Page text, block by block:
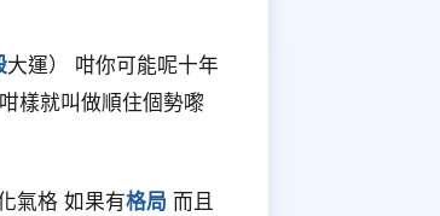
大運） 咁你可能呢十年
樣就叫做順住個勢嚟
氣格 如果有格局 而且